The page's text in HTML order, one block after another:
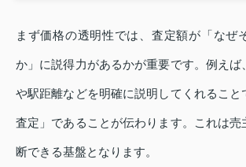
まず価格の透明性では、査定額が「なぜ
か」に説得力があるかが重要です。例えば
や駅距離などを明確に説明してくれること
査定」であることが伝わります。これは売
断できる基盤となります。